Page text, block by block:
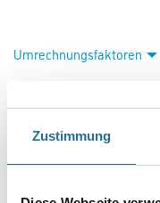
Zustimmung
Umrechnungsfaktoren